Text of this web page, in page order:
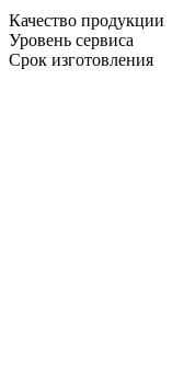
Качество продукции
Уровень сервиса
Срок изготовления